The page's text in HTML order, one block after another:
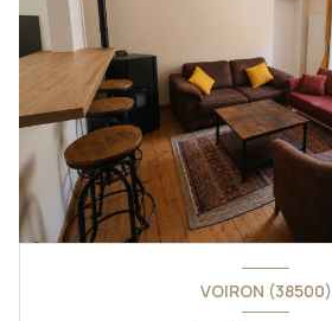
VOIRON (38500)